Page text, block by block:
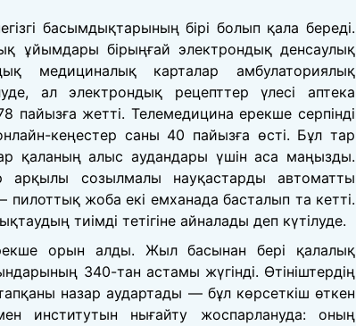
басымдықтарының бірі болып қала береді.
ұйымдары бірыңғай электрондық денсаулық
медициналық карталар амбулаториялық
ал электрондық рецепттер үлесі аптека
пайызға жетті. Телемедицина ерекше серпінді
кеңестер саны 40 пайызға өсті. Бұл тар
қаланың алыс аудандары үшін аса маңызды.
арқылы созылмалы науқастарды автоматты
жоба екі емханада басталып та кетті.
тиімді тетігіне айналады деп күтілуде.
орын алды. Жыл басынан бері қалалық
340-тан астамы жүгінді. Өтініштердің
назар аудартады — бұл көрсеткіш өткен
институтын нығайту жоспарлануда: оның